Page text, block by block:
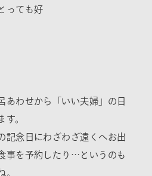
っても好
あわせから「いい夫婦」の日
す。
記念日にわざわざ遠くへお出
事を予約したり…というのも
。